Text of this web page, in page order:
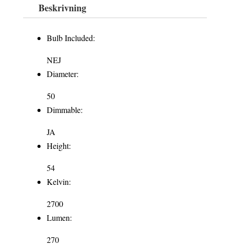
3.7W
mängd
Beskrivning
Bulb Included:
NEJ
Diameter:
50
Dimmable:
JA
Height:
54
Kelvin:
2700
Lumen:
270